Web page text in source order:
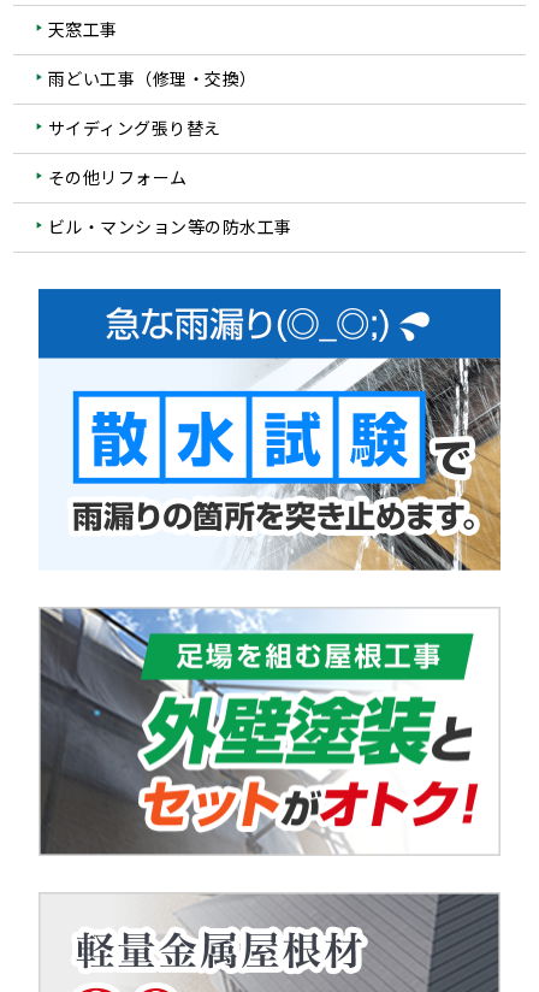
天窓工事
雨どい工事（修理・交換）
サイディング張り替え
その他リフォーム
ビル・マンション等の防水工事